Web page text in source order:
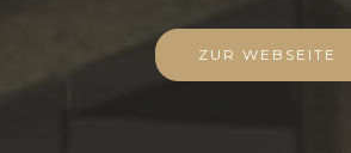
ZUR WEBSEITE